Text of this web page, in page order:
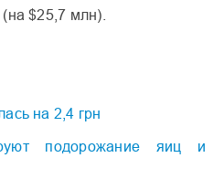
$25,7 млн).
на 2,4 грн
подорожание яиц и